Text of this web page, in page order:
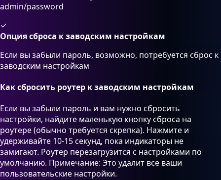
admin/password
✓
Опция сброса к заводским настройкам
Если вы забыли пароль, возможно, потребуется сброс к
заводским настройкам
Как сбросить роутер к заводским настройкам
Если вы забыли пароль и вам нужно сбросить
настройки, найдите маленькую кнопку сброса на
роутере (обычно требуется скрепка). Нажмите и
удерживайте 10-15 секунд, пока индикаторы не
замигают. Роутер перезагрузится с настройками по
умолчанию. Примечание: Это удалит все ваши
пользовательские настройки.